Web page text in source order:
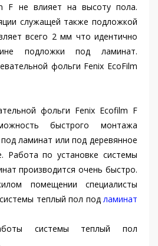
F не влияет на высоту пола.
служащей также подложкой
всего 2 мм что идентично
подложки под ламинат.
фольги Fenix EcoFilm
фольги Fenix Ecofilm F
быстрого монтажа
ламинат или под деревянное
Работа по установке системы
производится очень быстро.
помещении специалисты
теплый пол под ламинат
системы теплый пол